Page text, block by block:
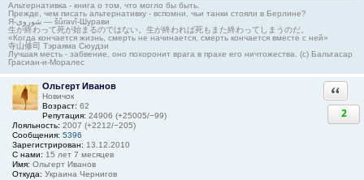
Альтернативка - книга о том, что могло бы быть.
Прежде, чем писать альтернативку - вспомни, чьи танки стояли в Берлине?
Я-شوروی — šûravî-Шурави
生が終わって死が始まるのではない。生が終われば死もまた終わってしまうのだ。
«Когда кончается жизнь, смерть не начинается, смерть кончается вместе с ней»
寺山修司 Тэраяма Сюудзи
Лучшая месть - забвение, оно похоронит врага в прахе его ничтожества. (с) Бальтасар
Грасиан-и-Моралес
Ольгерт Иванов
Новичок
Возраст: 62
Репутация: 24906 (+25005/−99)
Лояльность: 2007 (+2212/−205)
Сообщения: 5396
Зарегистрирован: 13.12.2010
С нами: 15 лет 7 месяцев
Имя: Ольгерт Иванов
Откуда: Украина Чернигов
2